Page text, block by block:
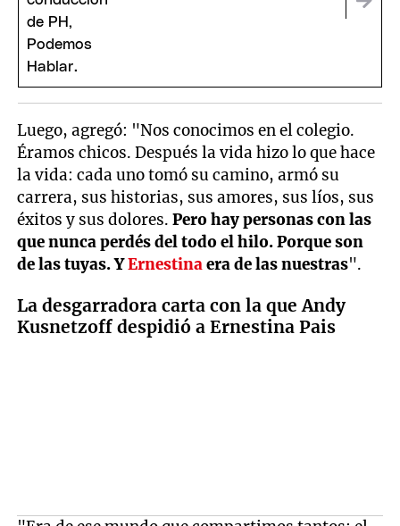
Luego, agregó: "Nos conocimos en el colegio.
Éramos chicos. Después la vida hizo lo que hace
la vida: cada uno tomó su camino, armó su
carrera, sus historias, sus amores, sus líos, sus
éxitos y sus dolores.Pero hay personas con las
que nunca perdés del todo el hilo. Porque son
de las tuyas. YErnestinaera de las nuestras".
La desgarradora carta con la que Andy
Kusnetzoff despidió a Ernestina Pais